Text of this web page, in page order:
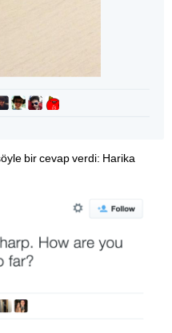
bir cevap verdi: Harika